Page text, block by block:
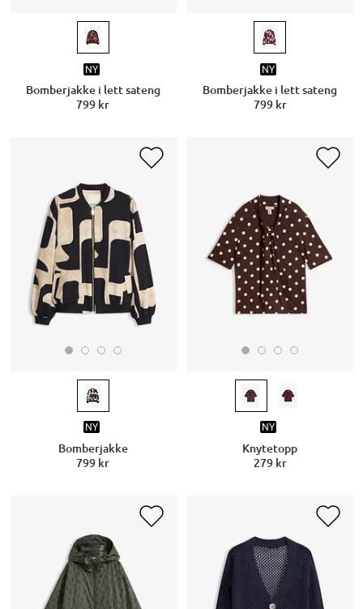
NY
Bomberjakke i lett sateng
799 kr
NY
Bomberjakke i lett sateng
799 kr
NY
Bomberjakke
799 kr
NY
Knytetopp
279 kr